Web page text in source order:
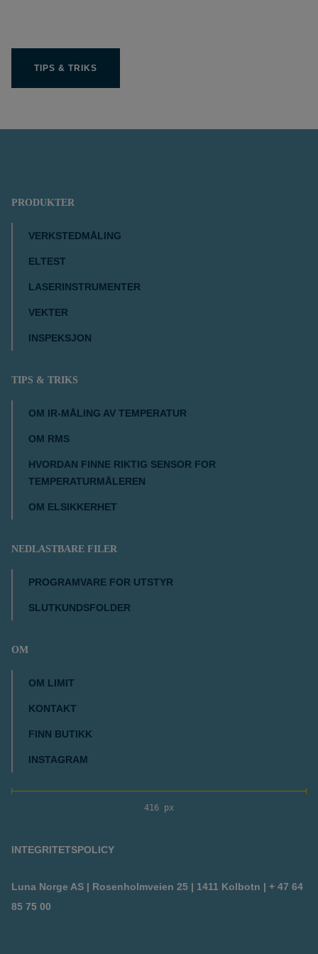
TIPS & TRIKS
PRODUKTER
VERKSTEDMÅLING
ELTEST
LASERINSTRUMENTER
VEKTER
INSPEKSJON
TIPS & TRIKS
OM IR-MÅLING AV TEMPERATUR
OM RMS
HVORDAN FINNE RIKTIG SENSOR FOR
TEMPERATURMÅLEREN
OM ELSIKKERHET
NEDLASTBARE FILER
PROGRAMVARE FOR UTSTYR
SLUTKUNDSFOLDER
OM
OM LIMIT
KONTAKT
FINN BUTIKK
INSTAGRAM
416 px
INTEGRITETSPOLICY
Luna Norge AS | Rosenholmveien 25 | 1411 Kolbotn | + 47 64
85 75 00